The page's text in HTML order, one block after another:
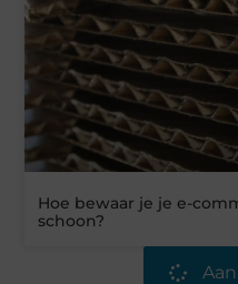
Hoe bewaar je je e-
schoon?